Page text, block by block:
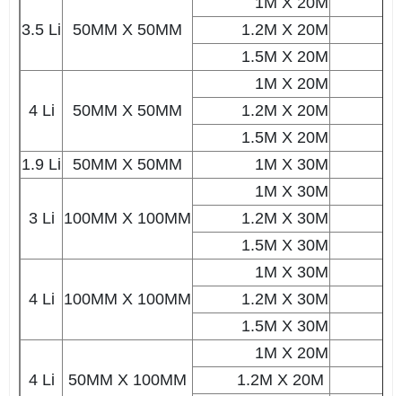
3.5 Li 50MM X 50MM
1.2M X 20M
1.5M X 20M
4 Li 50MM X 50MM
1M X 20M
1.2M X 20M
1.5M X 20M
1.9 Li
50MM X 50MM 1M X 30M
3 Li 100MM X 100MM
1M X 30M
1.2M X 30M
1.5M X 30M
4 Li 100MM X 100MM
1M X 30M
1.2M X 30M
1.5M X 30M
4 Li 50MM X 100MM
1M X 20M
1.2M X 20M